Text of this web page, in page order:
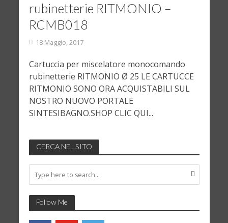
rubinetterie RITMONIO –
RCMB018
18 Maggio, 2017
Cartuccia per miscelatore monocomando
rubinetterie RITMONIO Ø 25 LE CARTUCCE
RITMONIO SONO ORA ACQUISTABILI SUL
NOSTRO NUOVO PORTALE
SINTESIBAGNO.SHOP CLIC QUI...
CERCA NEL SITO
Follow Me